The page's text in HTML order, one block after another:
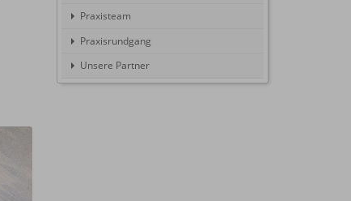
Praxisteam
Praxisrundgang
Unsere Partner